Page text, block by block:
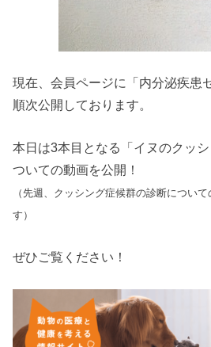
現在、会員ページに「内分泌疾患
順次公開しております。
本日は3本目となる「イヌのクッ
ついての動画を公開！
（先週、クッシング症候群の診断につい
す）
ぜひご覧ください！